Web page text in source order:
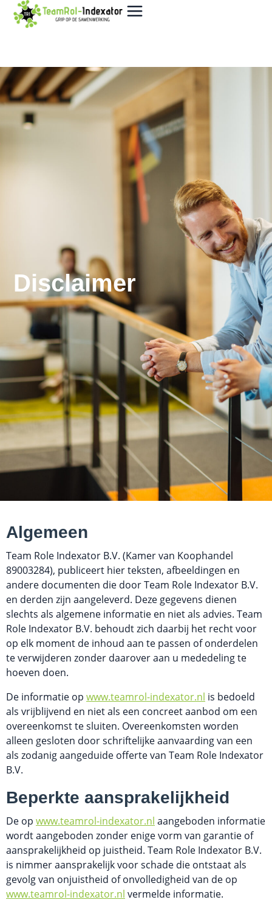
Disclaimer
Algemeen
Team Role Indexator B.V. (Kamer van Koophandel
89003284), publiceert hier teksten, afbeeldingen en
andere documenten die door Team Role Indexator B.V.
en derden zijn aangeleverd. Deze gegevens dienen
slechts als algemene informatie en niet als advies. Team
Role Indexator B.V. behoudt zich daarbij het recht voor
op elk moment de inhoud aan te passen of onderdelen
te verwijderen zonder daarover aan u mededeling te
hoeven doen.
De informatie op www.teamrol-indexator.nl is bedoeld
als vrijblijvend en niet als een concreet aanbod om een
overeenkomst te sluiten. Overeenkomsten worden
alleen gesloten door schriftelijke aanvaarding van een
als zodanig aangeduide offerte van Team Role Indexator
B.V.
Beperkte aansprakelijkheid
De op www.teamrol-indexator.nl aangeboden informatie
wordt aangeboden zonder enige vorm van garantie of
aansprakelijkheid op juistheid. Team Role Indexator B.V.
is nimmer aansprakelijk voor schade die ontstaat als
www.teamrol-indexator.nl vermelde informatie.